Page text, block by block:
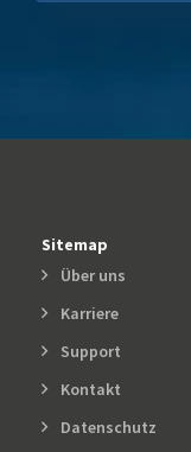
Sitemap
Über uns
Karriere
Support
Kontakt
Datenschutz